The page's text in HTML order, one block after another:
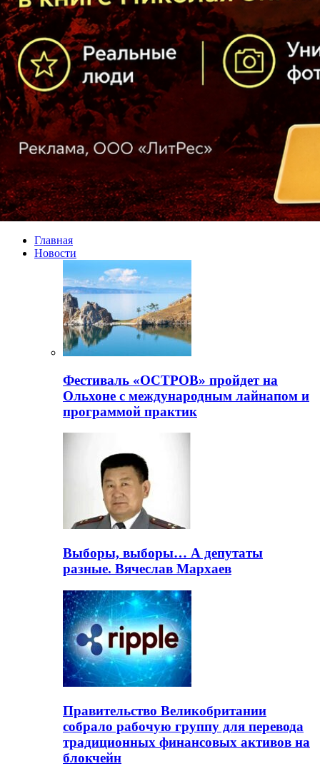
Главная
Новости
Фестиваль «ОСТРОВ» пройдет на
Ольхоне с международным лайнапом и
программой практик
Выборы, выборы… А депутаты
разные. Вячеслав Мархаев
Правительство Великобритании
собрало рабочую группу для перевода
традиционных финансовых активов на
блокчейн